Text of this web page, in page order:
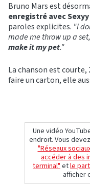
Bruno Mars est
enregistré avec
paroles explicites. "I
made me throw up a
make it my pet."
La chanson est
faire un carton, elle
Une vidéo
endroit. Vous devez
"Réseaux
accéder à des
terminal"etle
afficher